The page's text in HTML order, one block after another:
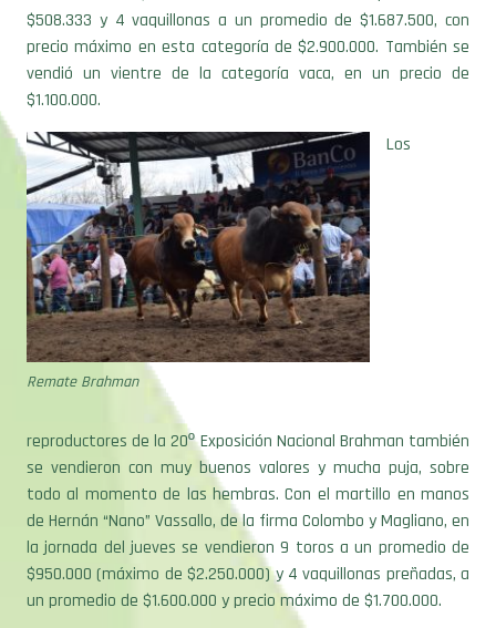
$508.333 y 4 vaquillonas a un promedio de $1.687.500, con
precio máximo en esta categoría de $2.900.000. También se
vendió un vientre de la categoría vaca, en un precio de
$1.100.000.
Remate Brahman
Los
reproductores de la 20º Exposición Nacional Brahman también
se vendieron con muy buenos valores y mucha puja, sobre
todo al momento de las hembras. Con el martillo en manos
de Hernán “Nano” Vassallo, de la firma Colombo y Magliano, en
la jornada del jueves se vendieron 9 toros a un promedio de
$950.000 (máximo de $2.250.000) y 4 vaquillonas preñadas, a
un promedio de $1.600.000 y precio máximo de $1.700.000.